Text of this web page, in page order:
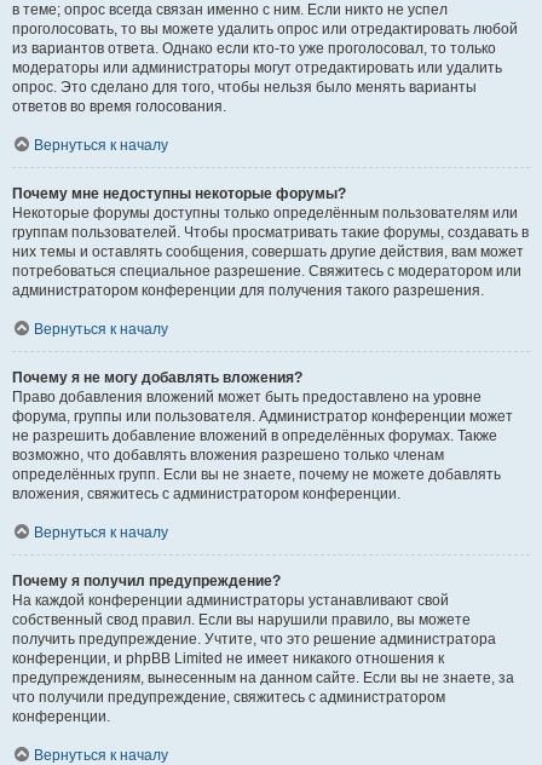
в теме; опрос всегда связан именно с ним. Если никто не успел
проголосовать, то вы можете удалить опрос или отредактировать любой
из вариантов ответа. Однако если кто-то уже проголосовал, то только
модераторы или администраторы могут отредактировать или удалить
опрос. Это сделано для того, чтобы нельзя было менять варианты
ответов во время голосования.
Вернуться к началу
Почему мне недоступны некоторые форумы?
Некоторые форумы доступны только определённым пользователям или
группам пользователей. Чтобы просматривать такие форумы, создавать в
них темы и оставлять сообщения, совершать другие действия, вам может
потребоваться специальное разрешение. Свяжитесь с модератором или
администратором конференции для получения такого разрешения.
Вернуться к началу
Почему я не могу добавлять вложения?
Право добавления вложений может быть предоставлено на уровне
форума, группы или пользователя. Администратор конференции может
не разрешить добавление вложений в определённых форумах. Также
возможно, что добавлять вложения разрешено только членам
определённых групп. Если вы не знаете, почему не можете добавлять
вложения, свяжитесь с администратором конференции.
Вернуться к началу
Почему я получил предупреждение?
На каждой конференции администраторы устанавливают свой
собственный свод правил. Если вы нарушили правило, вы можете
получить предупреждение. Учтите, что это решение администратора
конференции, и phpBB Limited не имеет никакого отношения к
предупреждениям, вынесенным на данном сайте. Если вы не знаете, за
что получили предупреждение, свяжитесь с администратором
конференции.
Вернуться к началу